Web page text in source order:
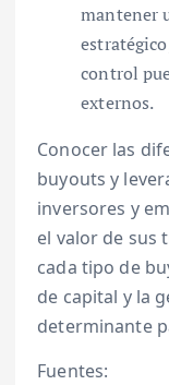
mantener
control
externos.
Conocer las
buyouts y
inversores y
el valor de sus
cada tipo de
de capital y la
determinante
Fuentes: